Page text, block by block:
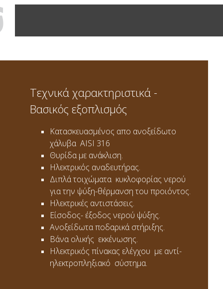
Τεχνικά χαρακτηριστικά -
Βασικός εξοπλισμός
Κατασκευασμένος απο ανοξείδωτο
χάλυβα AISI 316
Θυρίδα με ανάκλιση.
Ηλεκτρικός αναδευτήρας.
Διπλά τοιχώματα κυκλοφορίας νερού
για την ψύξη-θέρμανση του προιόντος.
Ηλεκτρικές αντιστάσεις.
Είσοδος- έξοδος νερού ψύξης.
Ανοξείδωτα ποδαρικά στήριξης.
Βάνα ολικής εκκένωσης.
Ηλεκτρικός πίνακας ελέγχου με αντί-
ηλεκτροπληξιακό σύστημα.